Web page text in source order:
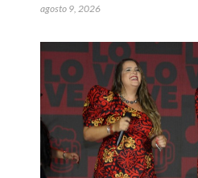
agosto 9, 2026